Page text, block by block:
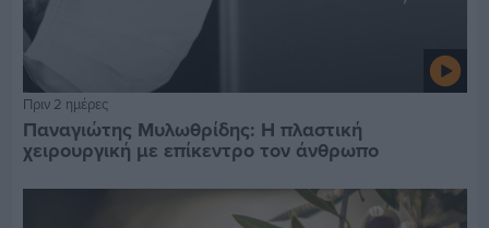
Πριν 2 ημέρες
Παναγιώτης Μυλωθρίδης: Η πλαστική
χειρουργική με επίκεντρο τον άνθρωπο